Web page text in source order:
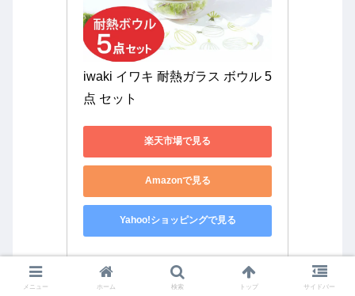
iwaki イワキ 耐熱ガラス ボウル 5
点 セット
楽天市場で見る
Amazonで見る
Yahoo!ショッピングで見る
メニュー ホーム 検索 トップ サイドバー